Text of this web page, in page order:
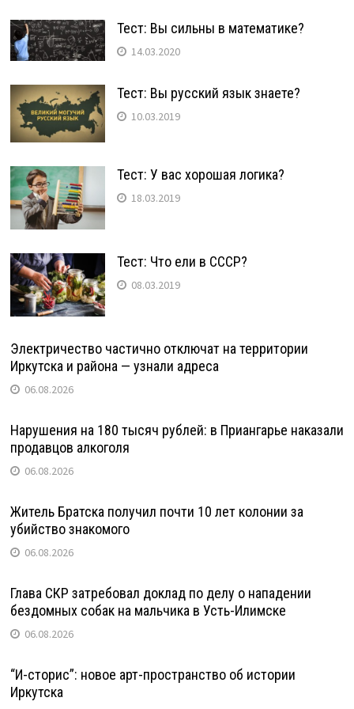
Тест: Вы сильны в математике?
14.03.2020
Тест: Вы русский язык знаете?
10.03.2019
Тест: У вас хорошая логика?
18.03.2019
Тест: Что ели в СССР?
08.03.2019
Электричество частично отключат на территории
Иркутска и района — узнали адреса
06.08.2026
Нарушения на 180 тысяч рублей: в Приангарье наказали
продавцов алкоголя
06.08.2026
Житель Братска получил почти 10 лет колонии за
убийство знакомого
06.08.2026
Глава СКР затребовал доклад по делу о нападении
бездомных собак на мальчика в Усть-Илимске
06.08.2026
“И-сторис”: новое арт-пространство об истории
Иркутска